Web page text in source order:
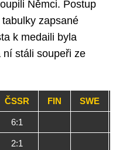
Němci. Postup
zapsané
k medaili byla
ní stáli soupeři ze
ČSSR FIN SWE
6:1
2:1